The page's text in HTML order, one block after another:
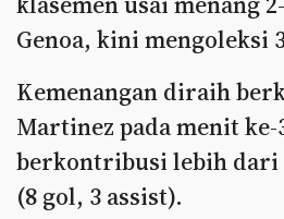
Genoa, kini mengoleksi
Kemenangan diraih
Martinez pada menit
berkontribusi lebih dari
(8 gol, 3 assist).